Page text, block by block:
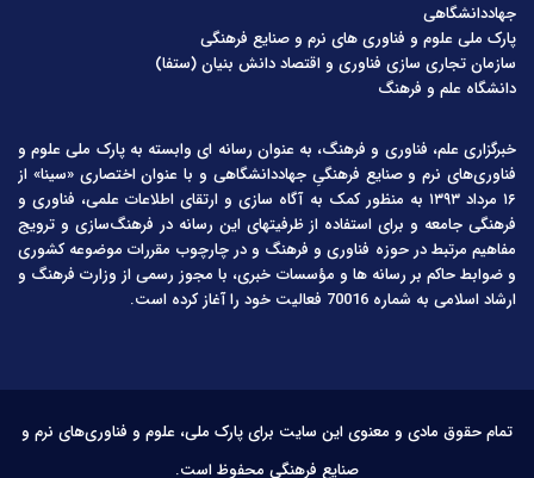
جهاددانشگاهی
پارک ملی علوم و فناوری های نرم و صنایع فرهنگی
سازمان تجاری سازی فناوری و اقتصاد دانش بنیان (ستفا)
دانشگاه علم و فرهنگ
خبرگزاری علم، فناوری و فرهنگ، به عنوان رسانه ای وابسته به پارک ملی علوم و
فناوری‌های نرم و صنایع فرهنگیِ جهاددانشگاهی و با عنوان اختصاری «سینا» از
۱۶ مرداد ۱۳۹۳ به منظور کمک به آگاه سازی و ارتقای اطلاعات علمی، فناوری و
فرهنگی جامعه و برای استفاده از ظرفیتهای این رسانه در فرهنگ‌سازی و ترویج
مفاهیم مرتبط در حوزه فناوری و فرهنگ و در چارچوب مقررات موضوعه کشوری
و ضوابط حاکم بر رسانه ها و مؤسسات خبری، با مجوز رسمی از وزارت فرهنگ و
ارشاد اسلامی به شماره 70016 فعالیت خود را آغاز کرده است.
تمام حقوق مادی و معنوی این سایت برای پارک ملی، علوم و فناوری‌های نرم و
صنایع فرهنگی محفوظ است.